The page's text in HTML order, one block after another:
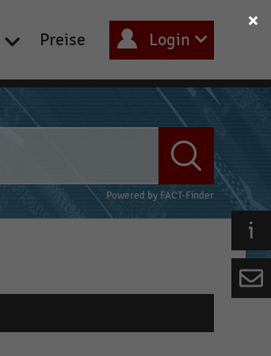
Preise Login
Powered by FACT-Finder